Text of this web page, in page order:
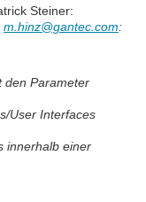
Steiner:
m.hinz@gantec.com:
den Parameter
User Interfaces
innerhalb einer